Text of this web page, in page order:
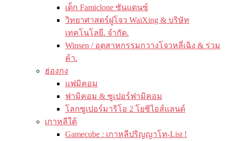
เด็ก Famiclone ซันแดนซ์
วิทยาศาสตร์ฝูโจว WaiXing & บริษัท
เทคโนโลยี. จำกัด.
Winsen / อุตสาหกรรมกวางโจวหลี่เฉิง & ร่วม
ค้า.
ฮ่องกง
แฟมิคอม
ฟามิคอม & ซูเปอร์ฟามิคอม
โลกซูเปอร์มาริโอ 2 โยชิไอส์แลนด์
เกาหลีใต้
Gamecube : เกาหลีปริญญาโท-List !